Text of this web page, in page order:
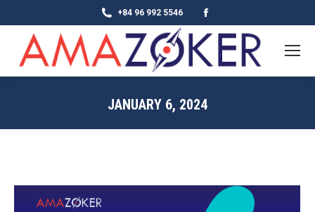
+84 96 992 5546
page
opens
in
JANUARY 6, 2024